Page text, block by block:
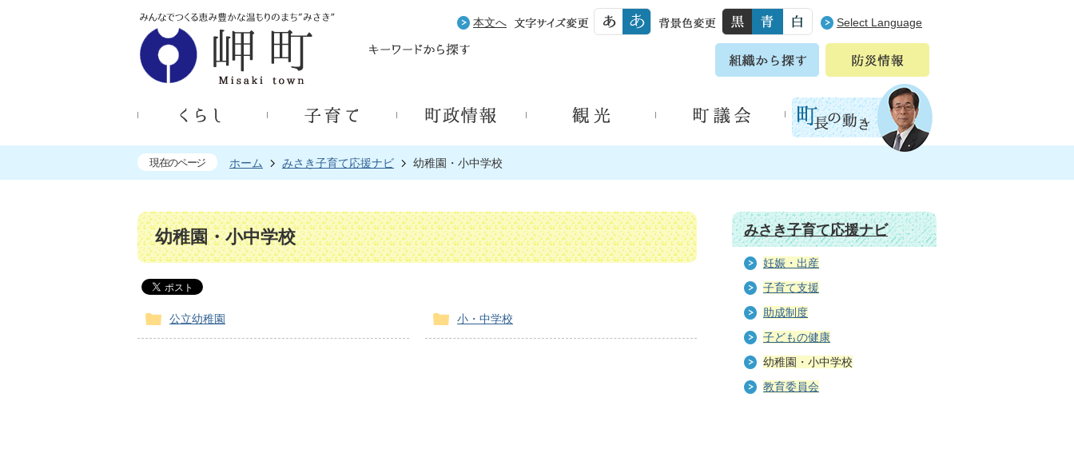
本文へ Select Language
現在のページ ホーム みさき子育て応援ナビ 幼稚園・小中学校
幼稚園・小中学校
公立幼稚園 小・中学校
みさき子育て応援ナビ
妊娠・出産
子育て支援
助成制度
子どもの健康
幼稚園・小中学校
教育委員会